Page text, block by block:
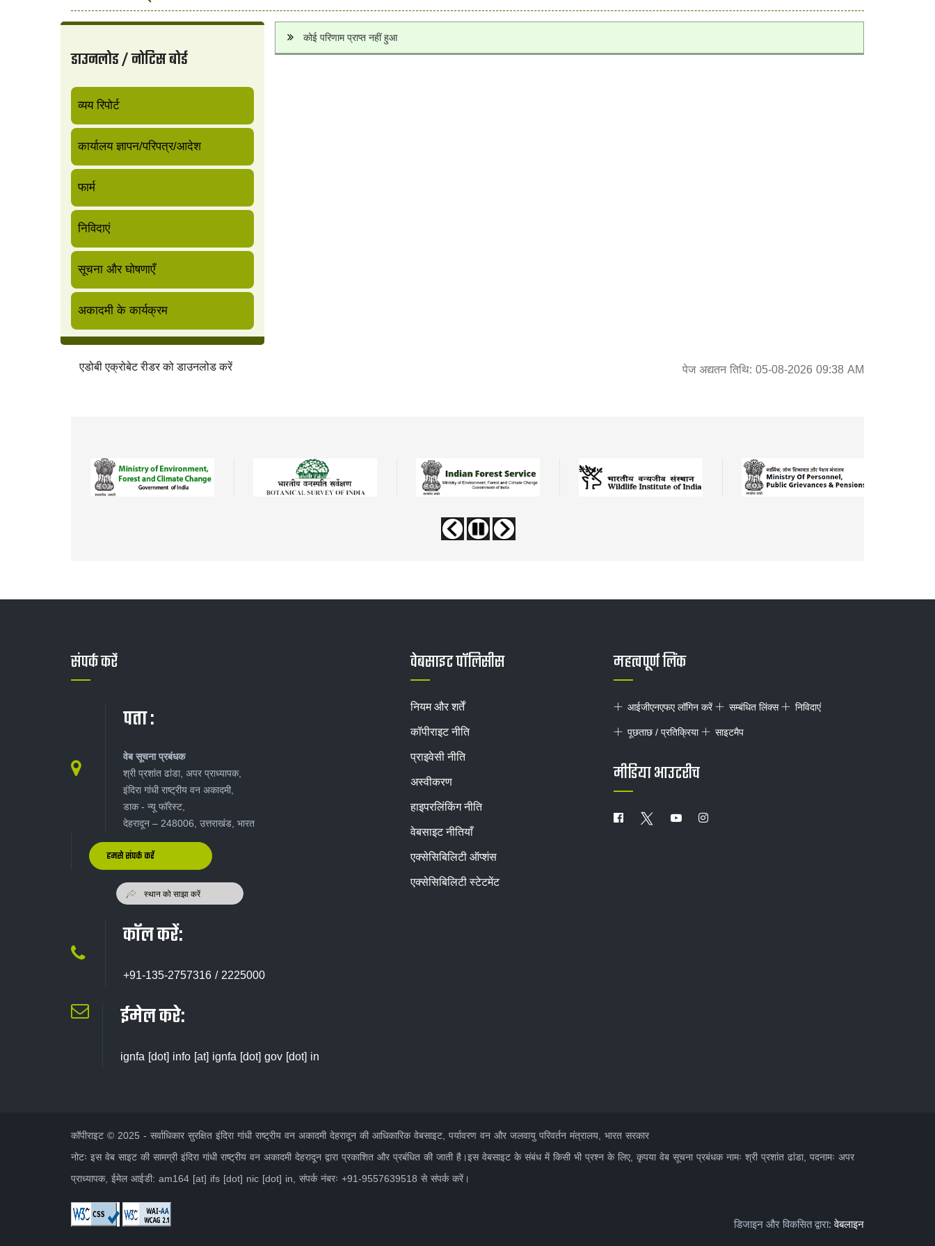
डाउनलोड / नोटिस बोर्ड
व्यय रिपोर्ट
कार्यालय ज्ञापन/परिपत्र/आदेश
फार्म
निविदाएं
सूचना और घोषणाएँ
अकादमी के कार्यक्रम
कोई परिणाम प्राप्त नहीं हुआ
एडोबी एक्रोबेट रीडर को डाउनलोड करें पेज अद्यतन तिथि: 05-08-2026 09:38 AM
संपर्क करें
पता :
वेब सूचना प्रबंधक
श्री प्रशांत ढांडा, अपर प्राध्यापक,
इंदिरा गांधी राष्ट्रीय वन अकादमी,
डाक - न्यू‍ फॉरेस्ट,
देहरादून – 248006, उत्तराखंड, भारत
हमसे संपर्क करें
कॉल करें:
+91-135-2757316 / 2225000
ईमेल करे:
ignfa [dot] info [at] ignfa [dot] gov [dot] in
वेबसाइट पॉलिसीस
नियम और शर्तें
कॉपीराइट नीति
प्राइवेसी नीति
अस्वीकरण
हाइपरलिंकिंग नीति
वेबसाइट नीतियाँ
एक्सेसिबिलिटी ऑप्शंस
एक्सेसिबिलिटी स्टेटमेंट
महत्वपूर्ण लिंक
आईजीएनएफए लॉगिन करें सम्बंधित लिंक्स निविदाएं
पूछताछ / प्रतिक्रिया साइटमैप
मीडिया आउटरीच
कॉपीराइट © 2025 - सर्वाधिकार सुरक्षित इंदिरा गांधी राष्ट्रीय वन अकादमी देहरादून की आधिकारिक वेबसाइट, पर्यावरण वन और जलवायु परिवर्तन मंत्रालय, भारत सरकार
नोटः इस वेब साइट की सामग्री इंदिरा गांधी राष्ट्रीय वन अकादमी देहरादून द्वारा प्रकाशित और प्रबंधित की जाती है।इस वेबसाइट के संबंध में किसी भी प्रश्न के लिए, कृपया वेब सूचना प्रबंधक नामः श्री प्रशांत ढांडा, पदनामः अपर
प्राध्यापक, ईमेल आईडी: am164 [at] ifs [dot] nic [dot] in, संपर्क नंबरः +91-9557639518 से संपर्क करें।
डिजाइन और विकसित द्वारा:वेबलाइन